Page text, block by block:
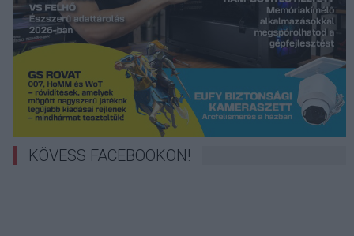
KÖVESS FACEBOOKON!